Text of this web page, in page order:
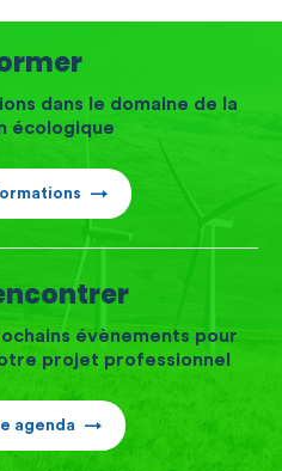
dans le domaine de la
écologique
évènements pour
projet professionnel
agenda